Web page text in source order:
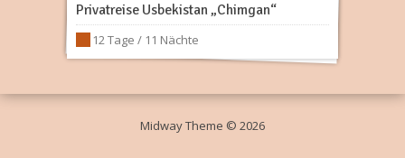
Privatreise Usbekistan „Chimgan“
12 Tage / 11 Nächte
Midway Theme © 2026